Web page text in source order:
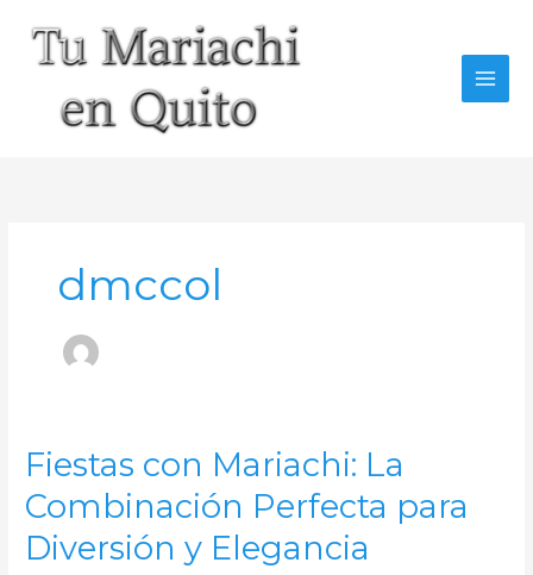
contenido
dmccol
Fiestas con Mariachi: La
Combinación Perfecta para
Diversión y Elegancia